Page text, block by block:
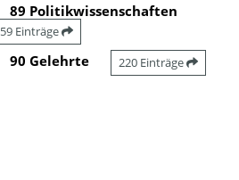
89 Politikwissenschaften
59 Einträge
90 Gelehrte 220 Einträge